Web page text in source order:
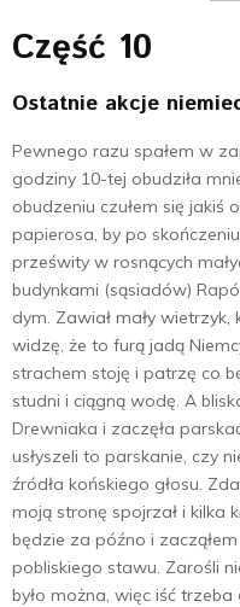
Część 10
Ostatnie akcje
Pewnego razu spałem w
godziny 10-tej obudziła
obudzeniu czułem się jakiś
papierosa, by po
prześwity w rosnących
budynkami (sąsiadów)
dym. Zawiał mały
widzę, że to furą jadą
strachem stoję i patrzę co
studni i ciągną wodę. A
Drewniaka i zaczęła
usłyszeli to parskanie, czy
źródła końskiego głosu.
moją stronę spojrzał i kilka
będzie za późno i
pobliskiego stawu. Zarośli
było można, więc iść